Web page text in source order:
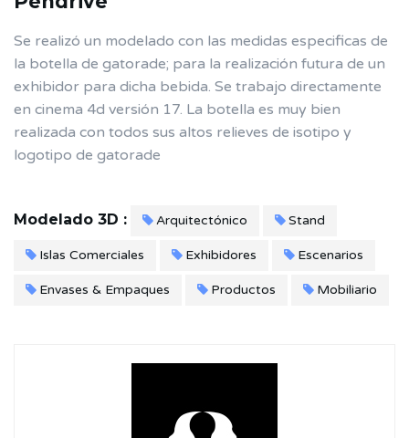
Se realizó un modelado con las medidas especificas de
la botella de gatorade; para la realización futura de un
exhibidor para dicha bebida. Se trabajo directamente
en cinema 4d versión 17. La botella es muy bien
realizada con todos sus altos relieves de isotipo y
logotipo de gatorade
Modelado 3D : Arquitectónico Stand
Islas Comerciales Exhibidores Escenarios
Envases & Empaques Productos Mobiliario